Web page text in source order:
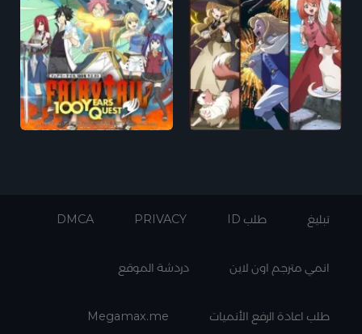
تبليغ طلب ID PRIVACY
DMCA
انمي مترجم اون لاين دردشة الموقع
طلب اعادة الرفع الأنميات Megamax.me